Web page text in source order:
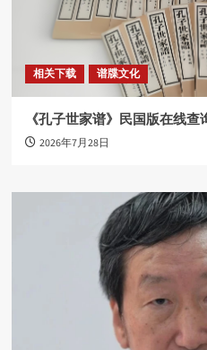
相关下载 谱牒文化
《孔子世家谱》民国版在线查
2026年7月28日